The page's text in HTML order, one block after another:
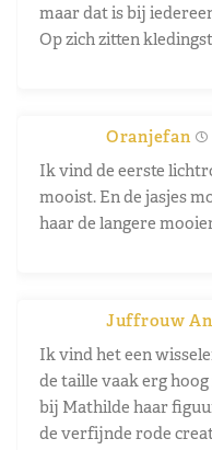
maar dat is bij
Op zich zitten
Oranjefan
Ik vind de eerste
mooist. En de jasjes
haar de langere
Juffrouw
Ik vind het een
de taille vaak erg
bij Mathilde haar
de verfijnde rode